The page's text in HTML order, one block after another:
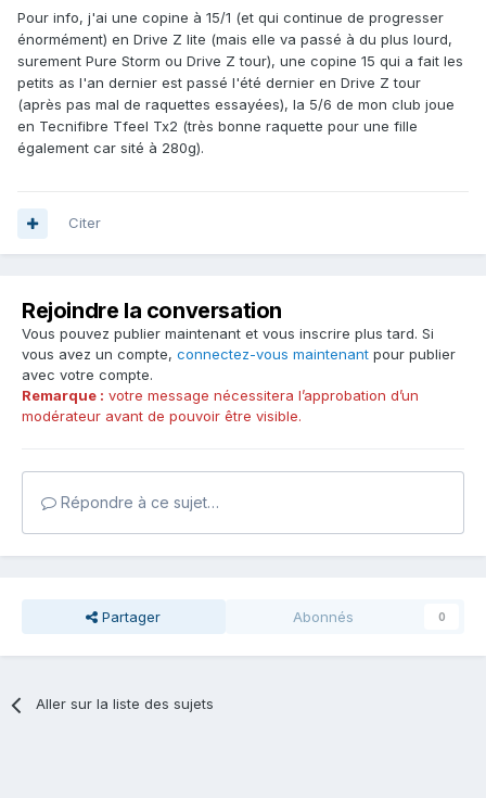
Pour info, j'ai une copine à 15/1 (et qui continue de progresser
énormément) en Drive Z lite (mais elle va passé à du plus lourd,
surement Pure Storm ou Drive Z tour), une copine 15 qui a fait les
petits as l'an dernier est passé l'été dernier en Drive Z tour
(après pas mal de raquettes essayées), la 5/6 de mon club joue
en Tecnifibre Tfeel Tx2 (très bonne raquette pour une fille
également car sité à 280g).
Citer
Rejoindre la conversation
Vous pouvez publier maintenant et vous inscrire plus tard. Si
vous avez un compte, connectez-vous maintenant pour publier
avec votre compte.
Remarque : votre message nécessitera l’approbation d’un
modérateur avant de pouvoir être visible.
Répondre à ce sujet…
Partager Abonnés 0
Aller sur la liste des sujets